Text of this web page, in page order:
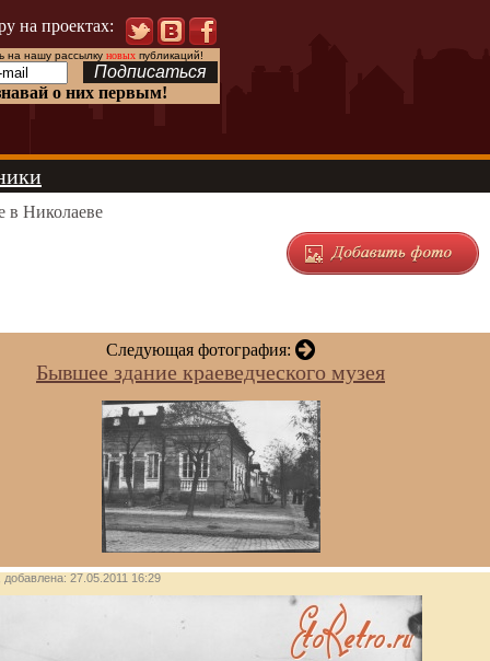
на проектах:
на нашу рассылку новыхпубликаций!
о них первым!
в Николаеве
Следующая фотография:
Бывшее здание краеведческого музея
добавлена: 27.05.2011 16:29